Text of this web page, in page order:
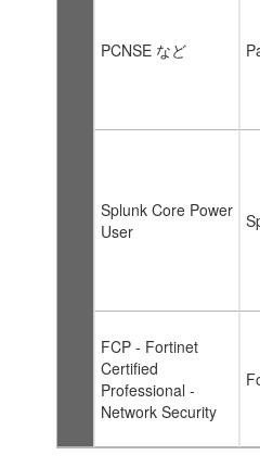
PCNSE など
Splunk Core Power
User
FCP - Fortinet
Certified
Professional -
Network Security